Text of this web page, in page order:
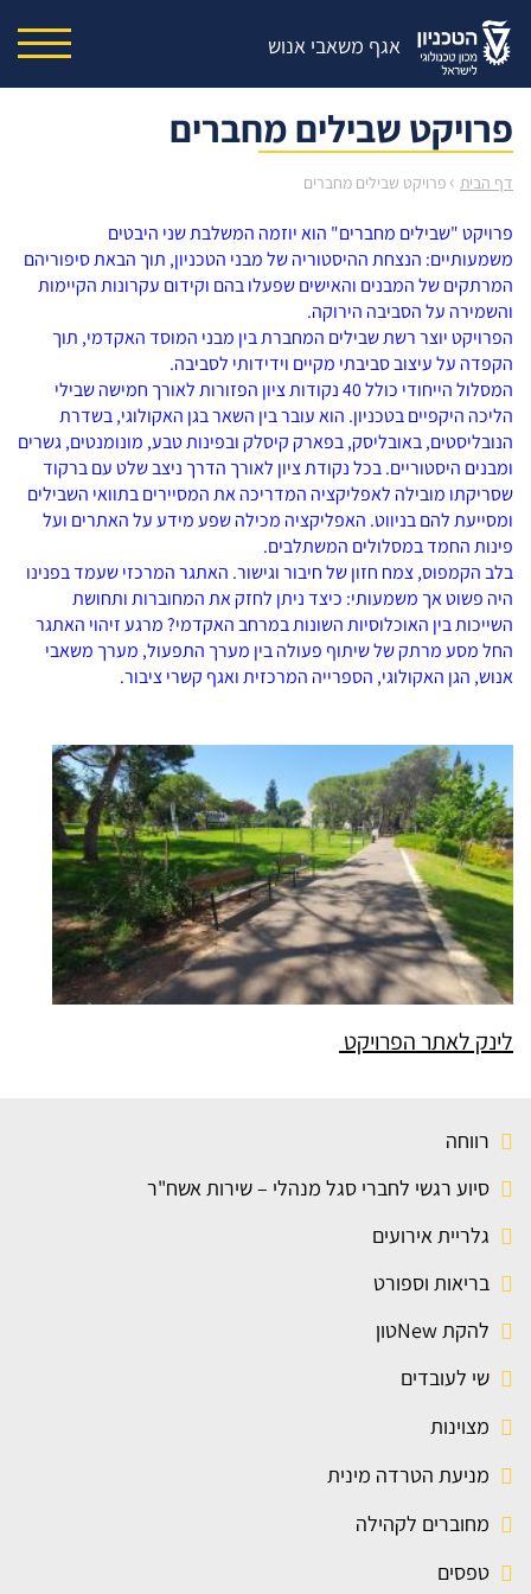
אגף משאבי אנוש
רווחה
סיוע רגשי לחברי סגל מנהלי – שירות אשח"ר
גלריית אירועים
בריאות וספורט
להקת Newטון
שי לעובדים
מצוינות
מניעת הטרדה מינית
מחוברים לקהילה
טפסים
פרויקט שבילים מחברים
דף הבית › פרויקט שבילים מחברים
פרויקט "שבילים מחברים" הוא יוזמה המשלבת שני היבטים
משמעותיים: הנצחת ההיסטוריה של מבני הטכניון, תוך הבאת סיפוריהם
המרתקים של המבנים והאישים שפעלו בהם וקידום עקרונות הקיימות
והשמירה על הסביבה הירוקה.
הפרויקט יוצר רשת שבילים המחברת בין מבני המוסד האקדמי, תוך
הקפדה על עיצוב סביבתי מקיים וידידותי לסביבה.
המסלול הייחודי כולל 40 נקודות ציון הפזורות לאורך חמישה שבילי
הליכה היקפיים בטכניון. הוא עובר בין השאר בגן האקולוגי, בשדרת
הנובליסטים, באובליסק, בפארק קיסלק ובפינות טבע, מונומנטים, גשרים
ומבנים היסטוריים. בכל נקודת ציון לאורך הדרך ניצב שלט עם ברקוד
שסריקתו מובילה לאפליקציה המדריכה את המסיירים בתוואי השבילים
ומסייעת להם בניווט. האפליקציה מכילה שפע מידע על האתרים ועל
פינות החמד במסלולים המשתלבים.
בלב הקמפוס, צמח חזון של חיבור וגישור. האתגר המרכזי שעמד בפנינו
היה פשוט אך משמעותי: כיצד ניתן לחזק את המחוברות ותחושת
השייכות בין האוכלוסיות השונות במרחב האקדמי? מרגע זיהוי האתגר
החל מסע מרתק של שיתוף פעולה בין מערך התפעול, מערך משאבי
אנוש, הגן האקולוגי, הספרייה המרכזית ואגף קשרי ציבור.
לינק לאתר הפרויקט